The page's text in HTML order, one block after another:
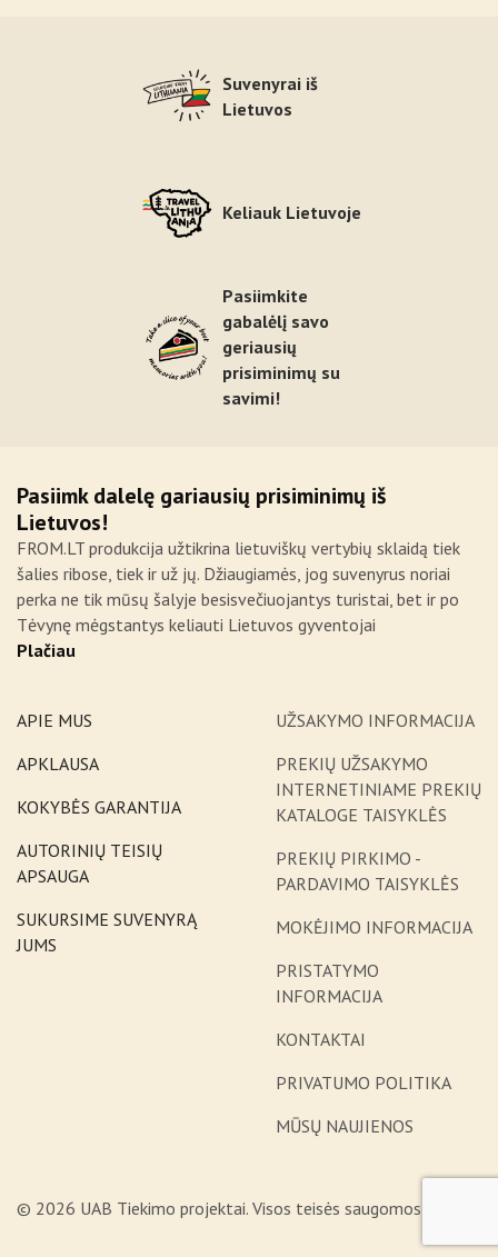
Suvenyrai iš
Lietuvos
Keliauk Lietuvoje
Pasiimkite
gabalėlį savo
geriausių
prisiminimų su
savimi!
Pasiimk dalelę gariausių prisiminimų iš
Lietuvos!
FROM.LT produkcija užtikrina lietuviškų vertybių sklaidą tiek
šalies ribose, tiek ir už jų. Džiaugiamės, jog suvenyrus noriai
perka ne tik mūsų šalyje besisvečiuojantys turistai, bet ir po
Tėvynę mėgstantys keliauti Lietuvos gyventojai
Plačiau
APIE MUS
APKLAUSA
KOKYBĖS GARANTIJA
AUTORINIŲ TEISIŲ
APSAUGA
SUKURSIME SUVENYRĄ
JUMS
UŽSAKYMO INFORMACIJA
PREKIŲ UŽSAKYMO
INTERNETINIAME PREKIŲ
KATALOGE TAISYKLĖS
PREKIŲ PIRKIMO -
PARDAVIMO TAISYKLĖS
MOKĖJIMO INFORMACIJA
PRISTATYMO
INFORMACIJA
KONTAKTAI
PRIVATUMO POLITIKA
MŪSŲ NAUJIENOS
© 2026 UAB Tiekimo projektai. Visos teisės saugomos